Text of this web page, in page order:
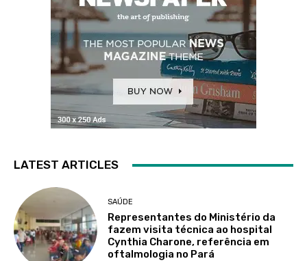
LATEST ARTICLES
SAÚDE
Representantes do Ministério da
fazem visita técnica ao hospital
Cynthia Charone, referência em
oftalmologia no Pará